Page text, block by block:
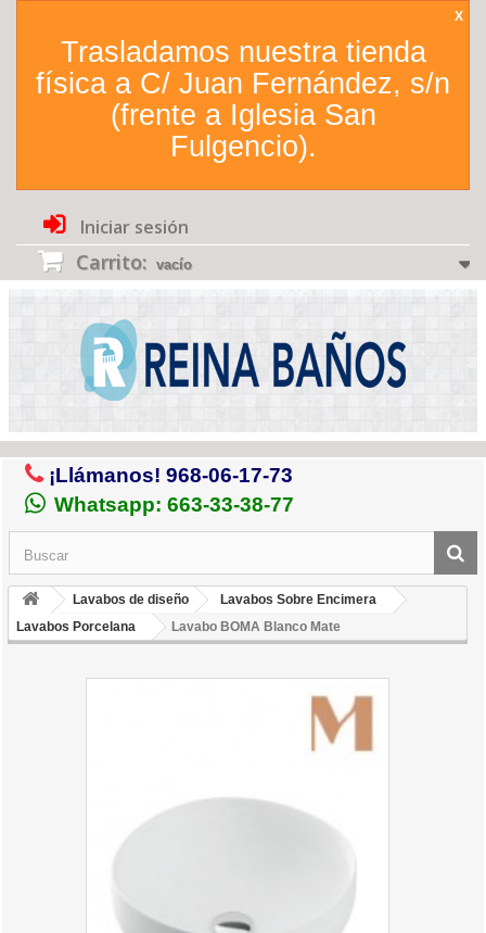
Trasladamos nuestra tienda
física a C/ Juan Fernández, s/n
(frente a Iglesia San
Fulgencio).
X
Iniciar sesión
Carrito: vacío
¡Llámanos! 968-06-17-73
Whatsapp: 663-33-38-77
Lavabos de diseño
Lavabos Sobre Encimera
Lavabos Porcelana
Lavabo BOMA Blanco Mate